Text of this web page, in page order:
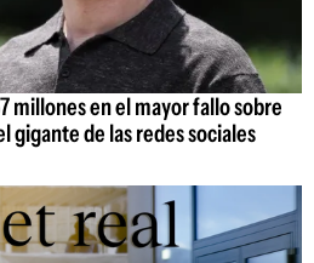
millones en el mayor fallo sobre
gigante de las redes sociales